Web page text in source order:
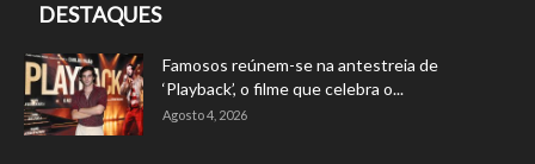
DESTAQUES
Famosos reúnem-se na antestreia de
‘Playback’, o filme que celebra o...
Agosto 4, 2026